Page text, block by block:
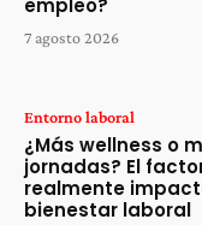
7 agosto 2026
Entorno laboral
¿Más wellness o
jornadas? El
realmente
bienestar laboral